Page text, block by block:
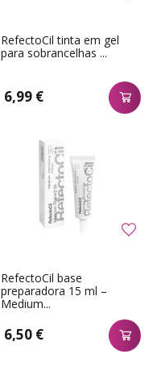
RefectoCil tinta em gel
para sobrancelhas ...
6,99 €
RefectoCil base
preparadora 15 ml –
Medium...
6,50 €